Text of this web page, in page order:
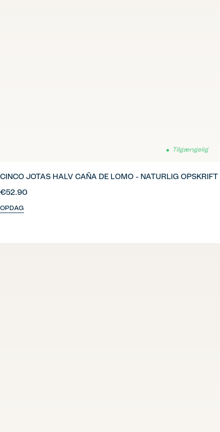
Tilgængelig
CINCO JOTAS HALV CAÑA DE LOMO - NATURLIG OPSKRIFT
€52.90
OPDAG